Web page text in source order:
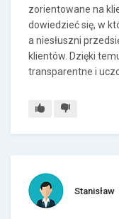
zorientowane na
dowiedzieć się, w
a niesłuszni
klientów. Dzięki
transparentne i
Stanisław